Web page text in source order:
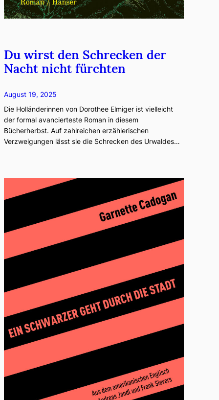
Du wirst den Schrecken der
Nacht nicht fürchten
August 19, 2025
Die Holländerinnen von Dorothee Elmiger ist vielleicht
der formal avancierteste Roman in diesem
Bücherherbst. Auf zahlreichen erzählerischen
Verzweigungen lässt sie die Schrecken des Urwaldes…